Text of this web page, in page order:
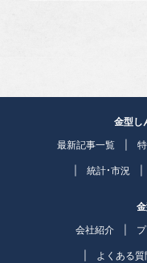
金型し
最新記事一覧
統計・市況
会社紹介
よくある質